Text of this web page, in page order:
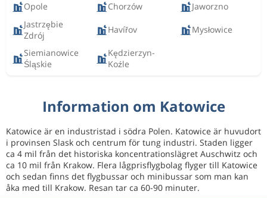
Opole Chorzów
Jaworzno
Jastrzębie
Zdrój
Havířov Mysłowice
Siemianowice
Śląskie
Kędzierzyn-
Koźle
Information om Katowice
Katowice är en industristad i södra Polen. Katowice är huvudort
i provinsen Slask och centrum för tung industri. Staden ligger
ca 4 mil från det historiska koncentrationslägret Auschwitz och
ca 10 mil från Krakow. Flera lågprisflygbolag flyger till Katowice
och sedan finns det flygbussar och minibussar som man kan
åka med till Krakow. Resan tar ca 60-90 minuter.